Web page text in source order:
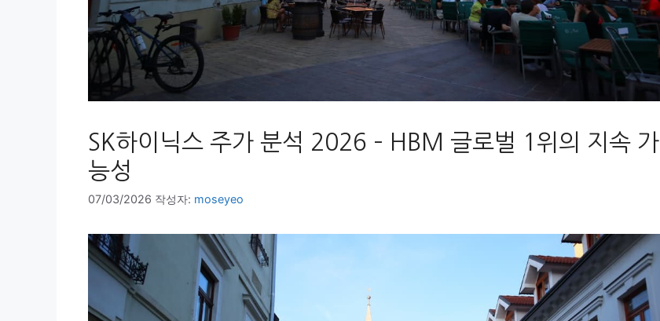
SK하이닉스 주가 분석 2026 – HBM 글로벌 1위의 지속 가
능성
07/03/2026 작성자: moseyeo